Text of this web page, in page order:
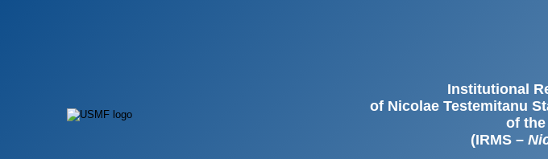
Institutional
of Nicolae Testemitanu
of
(IRMS –